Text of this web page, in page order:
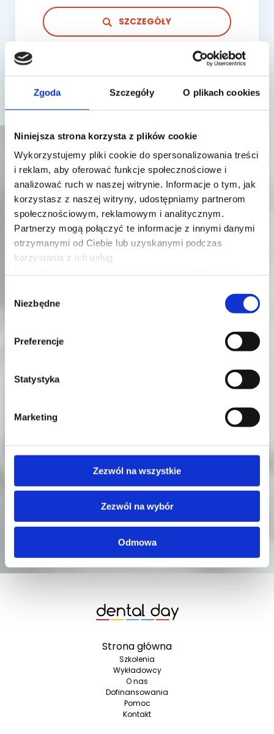
Zgoda Szczegóły O plikach cookies
Niniejsza strona korzysta z plików cookie
Wykorzystujemy pliki cookie do spersonalizowania treści
i reklam, aby oferować funkcje społecznościowe i
analizować ruch w naszej witrynie. Informacje o tym, jak
korzystasz z naszej witryny, udostępniamy partnerom
społecznościowym, reklamowym i analitycznym.
Partnerzy mogą połączyć te informacje z innymi danymi
otrzymanymi od Ciebie lub uzyskanymi podczas
korzystania z ich usług.
przetwarzamy dane osobowe w ramach
zgody
Niezbędne
Preferencje
Statystyka
Marketing
Zezwól na wszystkie
Zezwól na wybór
Odmowa
SZCZEGÓŁY
Zapisz się na newsletter
Nie będziemy spamować Twojej skrzynki - w
naszym newsletterze stawiamy na edukacyjne
treści. Będziesz otrzymywać informacje na temat
naszych webinarów, podcastów i innych
wydarzeń. Nasze e-maile otrzymuje już 10 000
E-MAIL
ZAPISZ SIĘ
Podając adres e-mail wyrażasz zgodę na otrzymywanie newslettera
Dane są przetwarzane zgodnie zPolityką Prywatności.
Strona główna
Szkolenia
Wykładowcy
O nas
Dofinansowania
Pomoc
Kontakt